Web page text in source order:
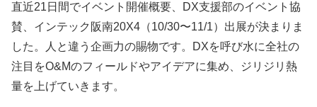
直近21日間でイベント開催概要、DX支援部のイベント協
賛、インテック阪南20X4（10/30〜11/1）出展が決まりま
した。人と違う企画力の賜物です。DXを呼び水に全社の
注目をO&Mのフィールドやアイデアに集め、ジリジリ熱
量を上げていきます。